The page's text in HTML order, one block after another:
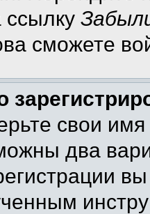
ссылку
сможете
свои
два